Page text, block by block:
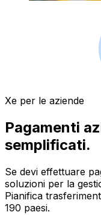
Xe per le aziende
Pagamenti
semplificati.
Se devi effettuare
soluzioni per la
Pianifica
190 paesi.